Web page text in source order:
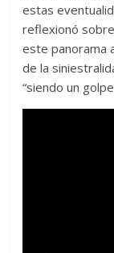
estas
reflexionó
este panorama
de la
“siendo un